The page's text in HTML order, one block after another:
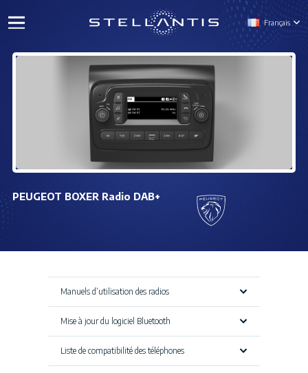
Français
PEUGEOT BOXER Radio DAB+
Manuels d’utilisation des radios
Mise à jour du logiciel Bluetooth
Liste de compatibilité des téléphones